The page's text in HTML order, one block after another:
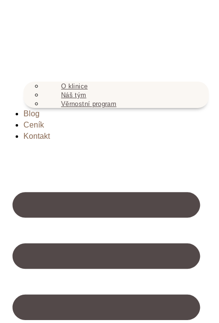
O klinice
Náš tým
Věrnostní program
Blog
Ceník
Kontakt